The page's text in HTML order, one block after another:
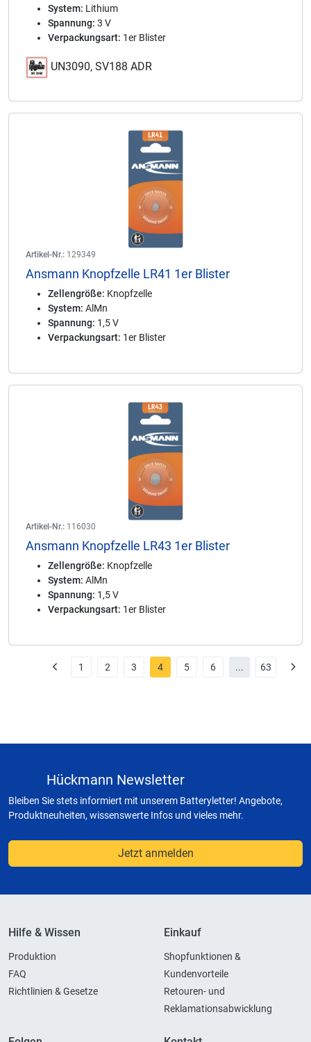
System: Lithium
Spannung: 3 V
Verpackungsart: 1er Blister
UN3090, SV188 ADR
Artikel-Nr.: 129349
Ansmann Knopfzelle LR41 1er Blister
Zellengröße: Knopfzelle
System: AlMn
Spannung: 1,5 V
Verpackungsart: 1er Blister
Artikel-Nr.: 116030
Ansmann Knopfzelle LR43 1er Blister
Zellengröße: Knopfzelle
System: AlMn
Spannung: 1,5 V
Verpackungsart: 1er Blister
1 2 3 4 5 6 ... 63
Hückmann Newsletter
Bleiben Sie stets informiert mit unserem Batteryletter! Angebote,
Produktneuheiten, wissenswerte Infos und vieles mehr.
Jetzt anmelden
Hilfe & Wissen
Produktion
FAQ
Richtlinien & Gesetze
Einkauf
Shopfunktionen &
Kundenvorteile
Retouren- und
Reklamationsabwicklung